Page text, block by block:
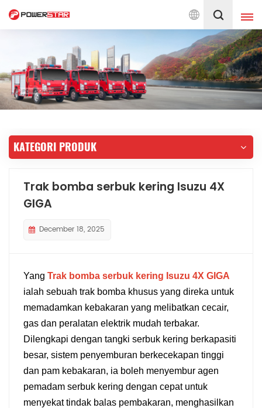
Bomba Sejak 1990 Melayu
English français
Deutsch русский
português
Melayu
中文 қазақ
Filipino မြန်မာ
српски
KATEGORI PRODUK
Trak bomba serbuk kering Isuzu 4X
GIGA
December 18, 2025
Yang Trak bomba serbuk kering Isuzu 4X GIGA
ialah sebuah trak bomba khusus yang direka untuk
memadamkan kebakaran yang melibatkan cecair,
gas dan peralatan elektrik mudah terbakar.
Dilengkapi dengan tangki serbuk kering berkapasiti
besar, sistem penyemburan berkecekapan tinggi
dan pam kebakaran, ia boleh menyembur agen
pemadam serbuk kering dengan cepat untuk
menyekat tindak balas pembakaran, menghasilkan